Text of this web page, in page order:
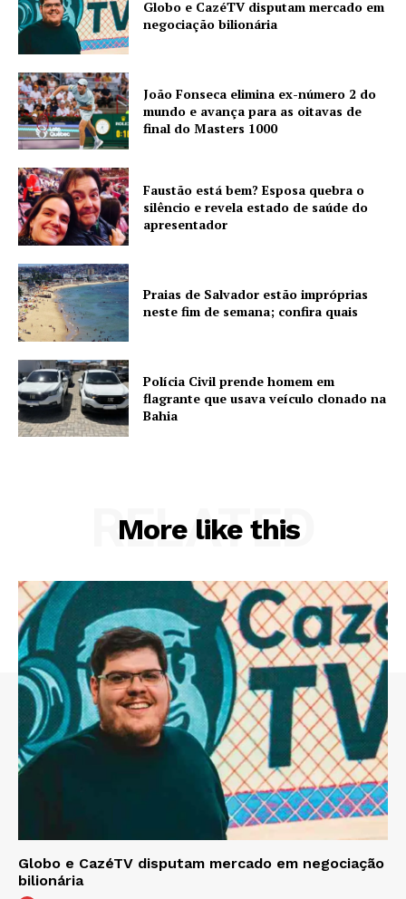
Globo e CazéTV disputam mercado em
negociação bilionária
João Fonseca elimina ex-número 2 do
mundo e avança para as oitavas de
final do Masters 1000
Faustão está bem? Esposa quebra o
silêncio e revela estado de saúde do
apresentador
Praias de Salvador estão impróprias
neste fim de semana; confira quais
Polícia Civil prende homem em
flagrante que usava veículo clonado na
Bahia
More like this
RELATED
Globo e CazéTV disputam mercado em negociação
bilionária